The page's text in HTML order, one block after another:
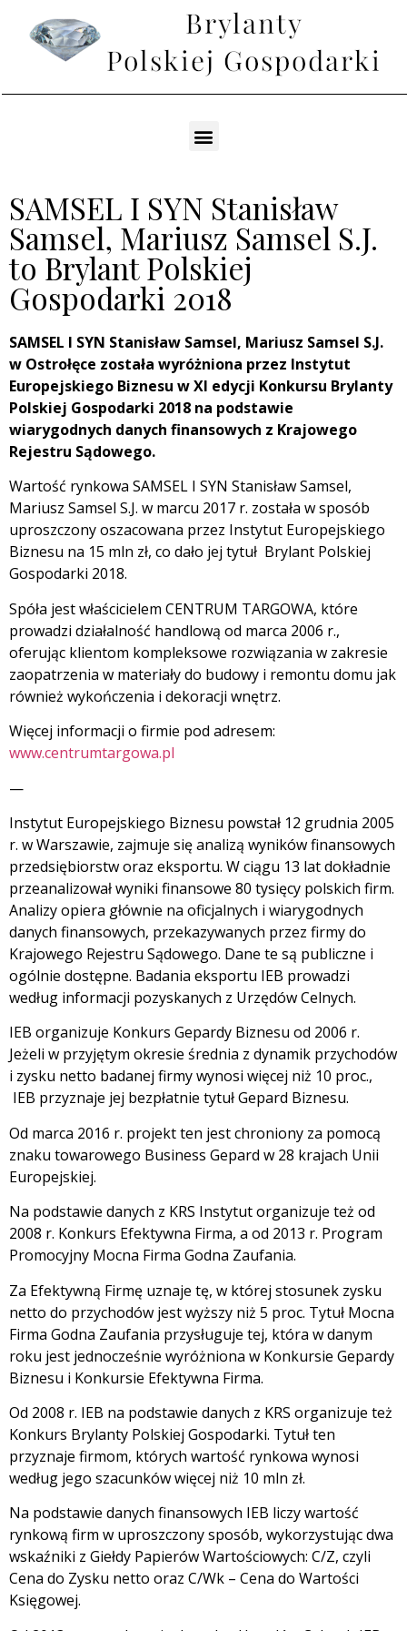
SAMSEL I SYN Stanisław
Samsel, Mariusz Samsel S.J.
to Brylant Polskiej
Gospodarki 2018
SAMSEL I SYN Stanisław Samsel, Mariusz Samsel S.J.
w Ostrołęce została wyróżniona przez Instytut
Europejskiego Biznesu w XI edycji Konkursu Brylanty
Polskiej Gospodarki 2018 na podstawie
wiarygodnych danych finansowych z Krajowego
Rejestru Sądowego.
Wartość rynkowa SAMSEL I SYN Stanisław Samsel,
Mariusz Samsel S.J. w marcu 2017 r. została w sposób
uproszczony oszacowana przez Instytut Europejskiego
Biznesu na 15 mln zł, co dało jej tytuł Brylant Polskiej
Gospodarki 2018.
Spóła jest właścicielem CENTRUM TARGOWA, które
prowadzi działalność handlową od marca 2006 r.,
oferując klientom kompleksowe rozwiązania w zakresie
zaopatrzenia w materiały do budowy i remontu domu jak
również wykończenia i dekoracji wnętrz.
Więcej informacji o firmie pod adresem:
www.centrumtargowa.pl
—
Instytut Europejskiego Biznesu powstał 12 grudnia 2005
r. w Warszawie, zajmuje się analizą wyników finansowych
przedsiębiorstw oraz eksportu. W ciągu 13 lat dokładnie
przeanalizował wyniki finansowe 80 tysięcy polskich firm.
Analizy opiera głównie na oficjalnych i wiarygodnych
danych finansowych, przekazywanych przez firmy do
Krajowego Rejestru Sądowego. Dane te są publiczne i
ogólnie dostępne. Badania eksportu IEB prowadzi
według informacji pozyskanych z Urzędów Celnych.
IEB organizuje Konkurs Gepardy Biznesu od 2006 r.
Jeżeli w przyjętym okresie średnia z dynamik przychodów
i zysku netto badanej firmy wynosi więcej niż 10 proc.,
IEB przyznaje jej bezpłatnie tytuł Gepard Biznesu.
Od marca 2016 r. projekt ten jest chroniony za pomocą
znaku towarowego Business Gepard w 28 krajach Unii
Europejskiej.
Na podstawie danych z KRS Instytut organizuje też od
2008 r. Konkurs Efektywna Firma, a od 2013 r. Program
Promocyjny Mocna Firma Godna Zaufania.
Za Efektywną Firmę uznaje tę, w której stosunek zysku
netto do przychodów jest wyższy niż 5 proc. Tytuł Mocna
Firma Godna Zaufania przysługuje tej, która w danym
roku jest jednocześnie wyróżniona w Konkursie Gepardy
Biznesu i Konkursie Efektywna Firma.
Od 2008 r. IEB na podstawie danych z KRS organizuje też
Konkurs Brylanty Polskiej Gospodarki. Tytuł ten
przyznaje firmom, których wartość rynkowa wynosi
według jego szacunków więcej niż 10 mln zł.
Na podstawie danych finansowych IEB liczy wartość
rynkową firm w uproszczony sposób, wykorzystując dwa
wskaźniki z Giełdy Papierów Wartościowych: C/Z, czyli
Cena do Zysku netto oraz C/Wk – Cena do Wartości
Księgowej.